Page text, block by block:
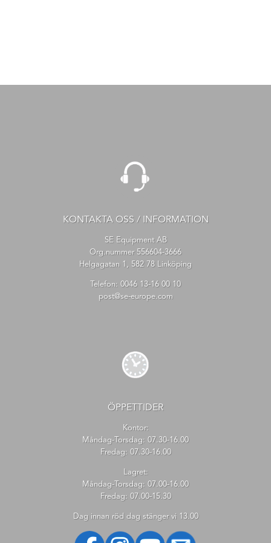
KONTAKTA OSS / INFORMATION
SE Equipment AB
Org.nummer 556604-3666
Helgagatan 1, 582 78 Linköping
Telefon: 0046 13-16 00 10
post@se-europe.com
ÖPPETTIDER
Kontor:
Måndag-Torsdag: 07.30-16.00
Fredag: 07.30-16.00
Lagret:
Måndag-Torsdag: 07.00-16.00
Fredag: 07.00-15.30
Dag innan röd dag stänger vi 13.00